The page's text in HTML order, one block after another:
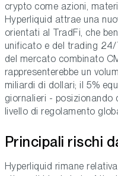
crypto come azioni,
Hyperliquid attrae una
orientati al TradFi, che
unificato e del trading 24/
del mercato combinato
rappresenterebbe un
miliardi di dollari; il 5%
giornalieri -
livello di regolamento
Principali rischi
Hyperliquid rimane